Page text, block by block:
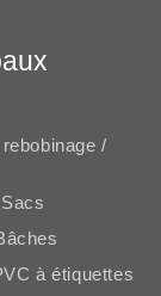
/
à étiquettes